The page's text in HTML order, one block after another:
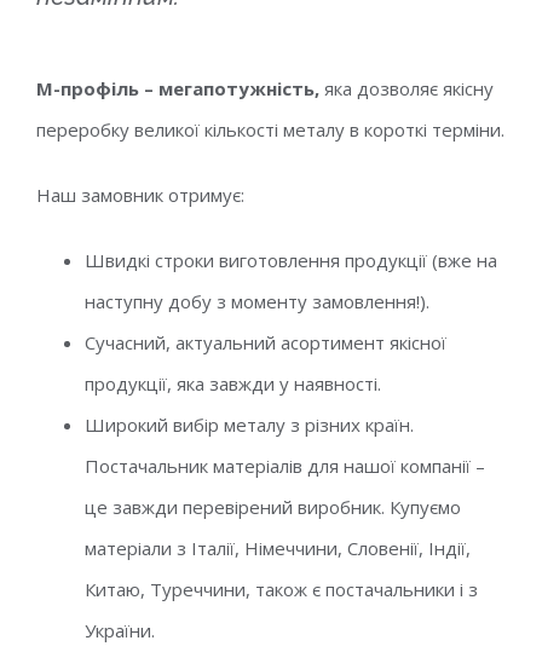
М-профіль – мегапотужність,яка дозволяє якісну
переробку великої кількості металу в короткі терміни.
Наш замовник отримує:
Швидкі строки виготовлення продукції (вже на
наступну добу з моменту замовлення!).
Сучасний, актуальний асортимент якісної
продукції, яка завжди у наявності.
Широкий вибір металу з різних країн.
Постачальник матеріалів для нашої компанії –
це завжди перевірений виробник. Купуємо
матеріали з Італії, Німеччини, Словенії, Індії,
Китаю, Туреччини, також є постачальники і з
України.